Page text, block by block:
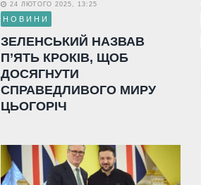
24 ЛЮТОГО 2025, 13:25
НОВИНИ
ЗЕЛЕНСЬКИЙ НАЗВАВ
П’ЯТЬ КРОКІВ, ЩОБ
ДОСЯГНУТИ
СПРАВЕДЛИВОГО МИРУ
ЦЬОГОРІЧ